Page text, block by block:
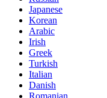
Japanese
Korean
Arabic
Irish
Greek
Turkish
Italian
Danish
Romanian